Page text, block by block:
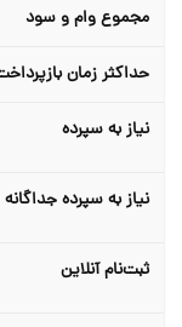
مجموع وام و سود
حداکثر زمان بازپرداخت
نیاز به سپرده
نیاز به سپرده جداگانه
ثبت‌نام آنلاین